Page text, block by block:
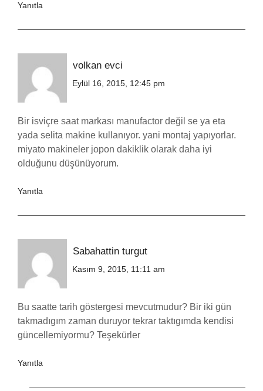
Yanıtla
volkan evci
Eylül 16, 2015, 12:45 pm
Bir isviçre saat markası manufactor değil se ya eta
yada selita makine kullanıyor. yani montaj yapıyorlar.
miyato makineler jopon dakiklik olarak daha iyi
olduğunu düşünüyorum.
Yanıtla
Sabahattin turgut
Kasım 9, 2015, 11:11 am
Bu saatte tarih göstergesi mevcutmudur? Bir iki gün
takmadıgım zaman duruyor tekrar taktıgımda kendisi
güncellemiyormu? Teşekürler
Yanıtla